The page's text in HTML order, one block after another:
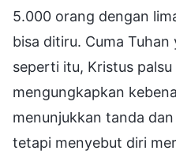
5.000 orang dengan
bisa ditiru. Cuma
seperti itu, Kristus
mengungkapkan
menunjukkan tanda
tetapi menyebut diri